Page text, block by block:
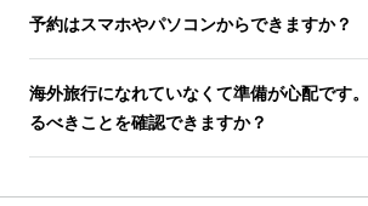
予約はスマホやパソコンからできますか？
海外旅行になれていなくて準備が心配です
るべきことを確認できますか？